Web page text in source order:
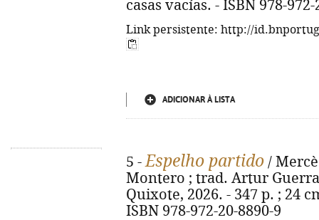
casas vacías. - ISBN 978-972-
Link persistente: http://
ADICIONAR À LISTA
5 -Espelho partido /
Montero ; trad. Artur
Quixote, 2026. - 347 p. ; 24
ISBN 978-972-20-8890-9